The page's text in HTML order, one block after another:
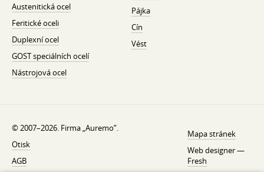
Austenitická ocel
Feritické oceli
Duplexní ocel
GOST speciálních ocelí
Nástrojová ocel
Pájka
Cín
Vést
© 2007–2026. Firma „Auremo”.
Otisk
AGB
Mapa stránek
Web designer —
Fresh